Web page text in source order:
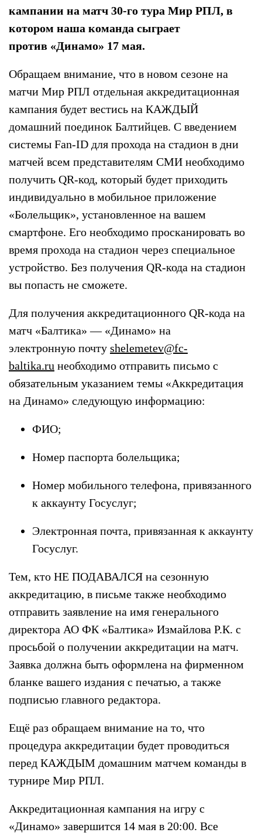
кампании на матч 30-го тура Мир РПЛ, в
котором наша команда сыграет
против «Динамо» 17 мая.
Обращаем внимание, что в новом сезоне на
матчи Мир РПЛ отдельная аккредитационная
кампания будет вестись на КАЖДЫЙ
домашний поединок Балтийцев. С введением
системы Fan-ID для прохода на стадион в дни
матчей всем представителям СМИ необходимо
получить QR-код, который будет приходить
индивидуально в мобильное приложение
«Болельщик», установленное на вашем
смартфоне. Его необходимо просканировать во
время прохода на стадион через специальное
устройство. Без получения QR-кода на стадион
вы попасть не сможете.
Для получения аккредитационного QR-кода на
матч «Балтика» — «Динамо» на
электронную почту shelemetev@fc-
baltika.ru необходимо отправить письмо с
обязательным указанием темы «Аккредитация
на Динамо» следующую информацию:
ФИО;
Номер паспорта болельщика;
Номер мобильного телефона, привязанного
к аккаунту Госуслуг;
Электронная почта, привязанная к аккаунту
Госуслуг.
Тем, кто НЕ ПОДАВАЛСЯ на сезонную
аккредитацию, в письме также необходимо
отправить заявление на имя генерального
директора АО ФК «Балтика» Измайлова Р.К. с
просьбой о получении аккредитации на матч.
Заявка должна быть оформлена на фирменном
бланке вашего издания с печатью, а также
подписью главного редактора.
Ещё раз обращаем внимание на то, что
процедура аккредитации будет проводиться
перед КАЖДЫМ домашним матчем команды в
турнире Мир РПЛ.
Аккредитационная кампания на игру с
«Динамо» завершится 14 мая в 20:00. Все